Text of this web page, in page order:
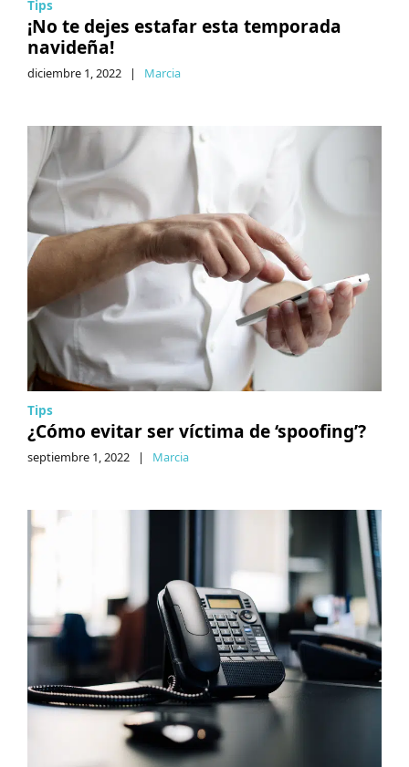
Tips
¡No te dejes estafar esta temporada
navideña!
diciembre 1, 2022 | Marcia
Tips
¿Cómo evitar ser víctima de ‘spoofing’?
septiembre 1, 2022 | Marcia